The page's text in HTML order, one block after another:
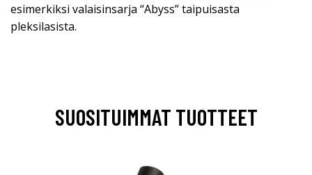
esimerkiksi valaisinsarja “Abyss” taipuisasta
pleksilasista.
SUOSITUIMMAT TUOTTEET